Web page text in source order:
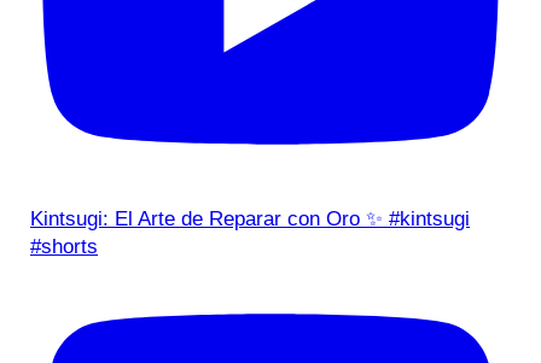
Kintsugi: El Arte de Reparar con Oro ✨ #kintsugi
#shorts